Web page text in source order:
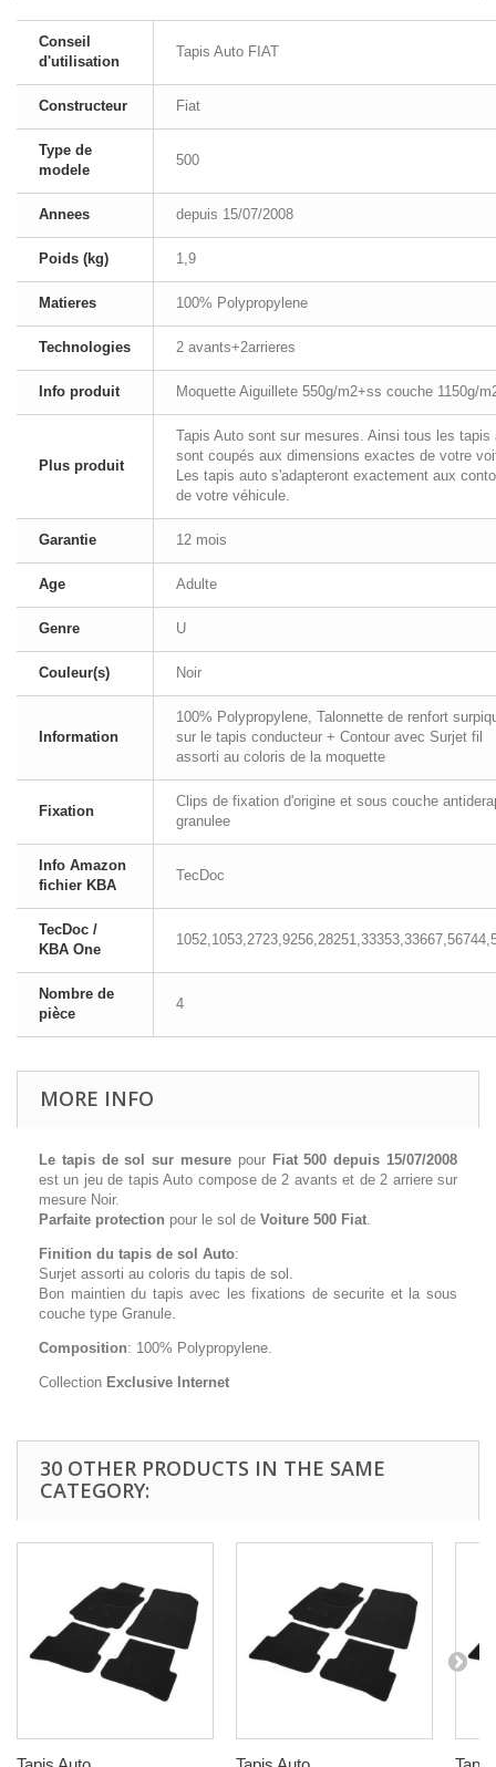
Conseil
d'utilisation
Tapis Auto FIAT
Constructeur Fiat
Type de
modele
500
Annees depuis 15/07/2008
Poids (kg) 1,9
Matieres 100% Polypropylene
Technologies 2 avants+2arrieres
Info produit Moquette Aiguillete 550g/m2+ss couche 1150g/
Plus produit
Tapis Auto sont sur mesures. Ainsi tous les tapis
sont coupés aux dimensions exactes de votre
Les tapis auto s'adapteront exactement aux
de votre véhicule.
Garantie 12 mois
Age Adulte
Genre U
Couleur(s) Noir
Information
100% Polypropylene, Talonnette de renfort
sur le tapis conducteur + Contour avec Surjet fil
assorti au coloris de la moquette
Fixation
Clips de fixation d'origine et sous couche
granulee
Info Amazon
fichier KBA
TecDoc
TecDoc /
KBA One
Nombre de
pièce
4
MORE INFO
Le tapis de sol sur mesure pour Fiat 500 depuis 15/07/2008
est un jeu de tapis Auto compose de 2 avants et de 2 arriere sur
mesure Noir.
Parfaite protection pour le sol de Voiture 500 Fiat.
Finition du tapis de sol Auto:
Surjet assorti au coloris du tapis de sol.
Bon maintien du tapis avec les fixations de securite et la sous
couche type Granule.
Composition: 100% Polypropylene.
Collection Exclusive Internet
30 OTHER PRODUCTS IN THE SAME
CATEGORY: